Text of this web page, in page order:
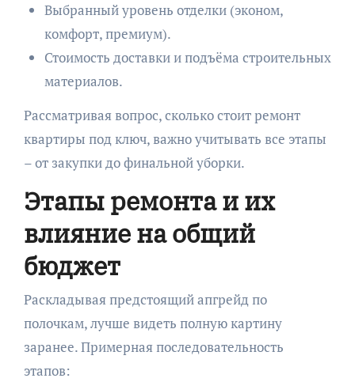
Выбранный уровень отделки (эконом,
комфорт, премиум).
Стоимость доставки и подъёма строительных
материалов.
Рассматривая вопрос, сколько стоит ремонт
квартиры под ключ, важно учитывать все этапы
– от закупки до финальной уборки.
Этапы ремонта и их
влияние на общий
бюджет
Раскладывая предстоящий апгрейд по
полочкам, лучше видеть полную картину
заранее. Примерная последовательность
этапов: